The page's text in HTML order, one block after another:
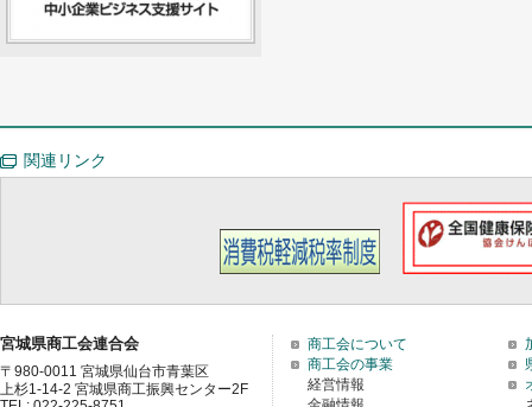
関連リンク
宮城県商工会連合会
〒980-0011 宮城県仙台市青葉区
上杉1-14-2 宮城県商工振興センター2F
商工会について
商工会の事業
経営情報